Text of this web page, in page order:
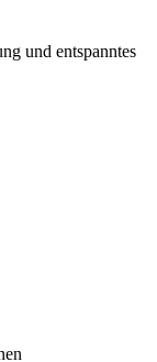
und entspanntes